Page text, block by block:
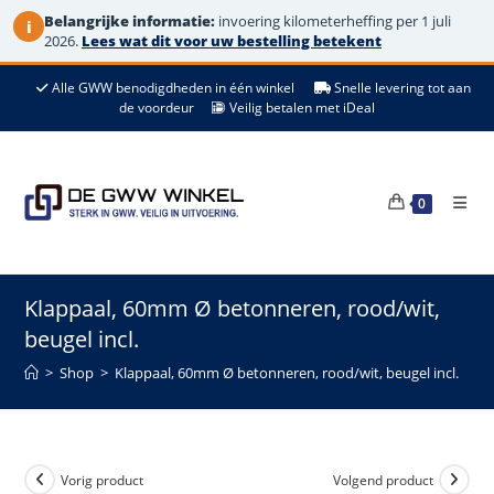
i Belangrijke informatie: invoering kilometerheffing per 1 juli
2026. Lees wat dit voor uw bestelling betekent
de
Alle GWW benodigdheden in één winkel
Snelle levering tot aan
de voordeur
Veilig betalen met iDeal
0
Klappaal, 60mm Ø betonneren, rood/wit,
beugel incl.
> Shop > Klappaal, 60mm Ø betonneren, rood/wit, beugel incl.
Vorig product Volgend product